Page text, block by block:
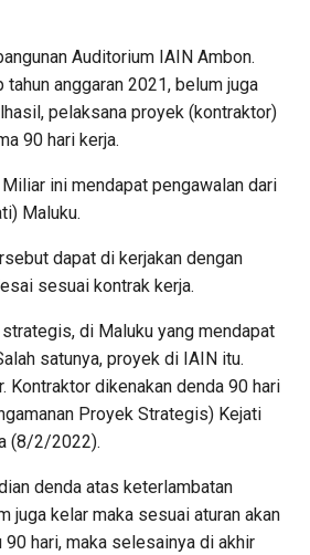
Auditorium IAIN Ambon.
tahun anggaran 2021, belum juga
pelaksana proyek (kontraktor)
90 hari kerja.
ini mendapat pengawalan dari
Maluku.
dapat di kerjakan dengan
sesuai kontrak kerja.
di Maluku yang mendapat
satunya, proyek di IAIN itu.
Kontraktor dikenakan denda 90 hari
Proyek Strategis) Kejati
(8/2/2022).
denda atas keterlambatan
juga kelar maka sesuai aturan akan
90 hari, maka selesainya di akhir